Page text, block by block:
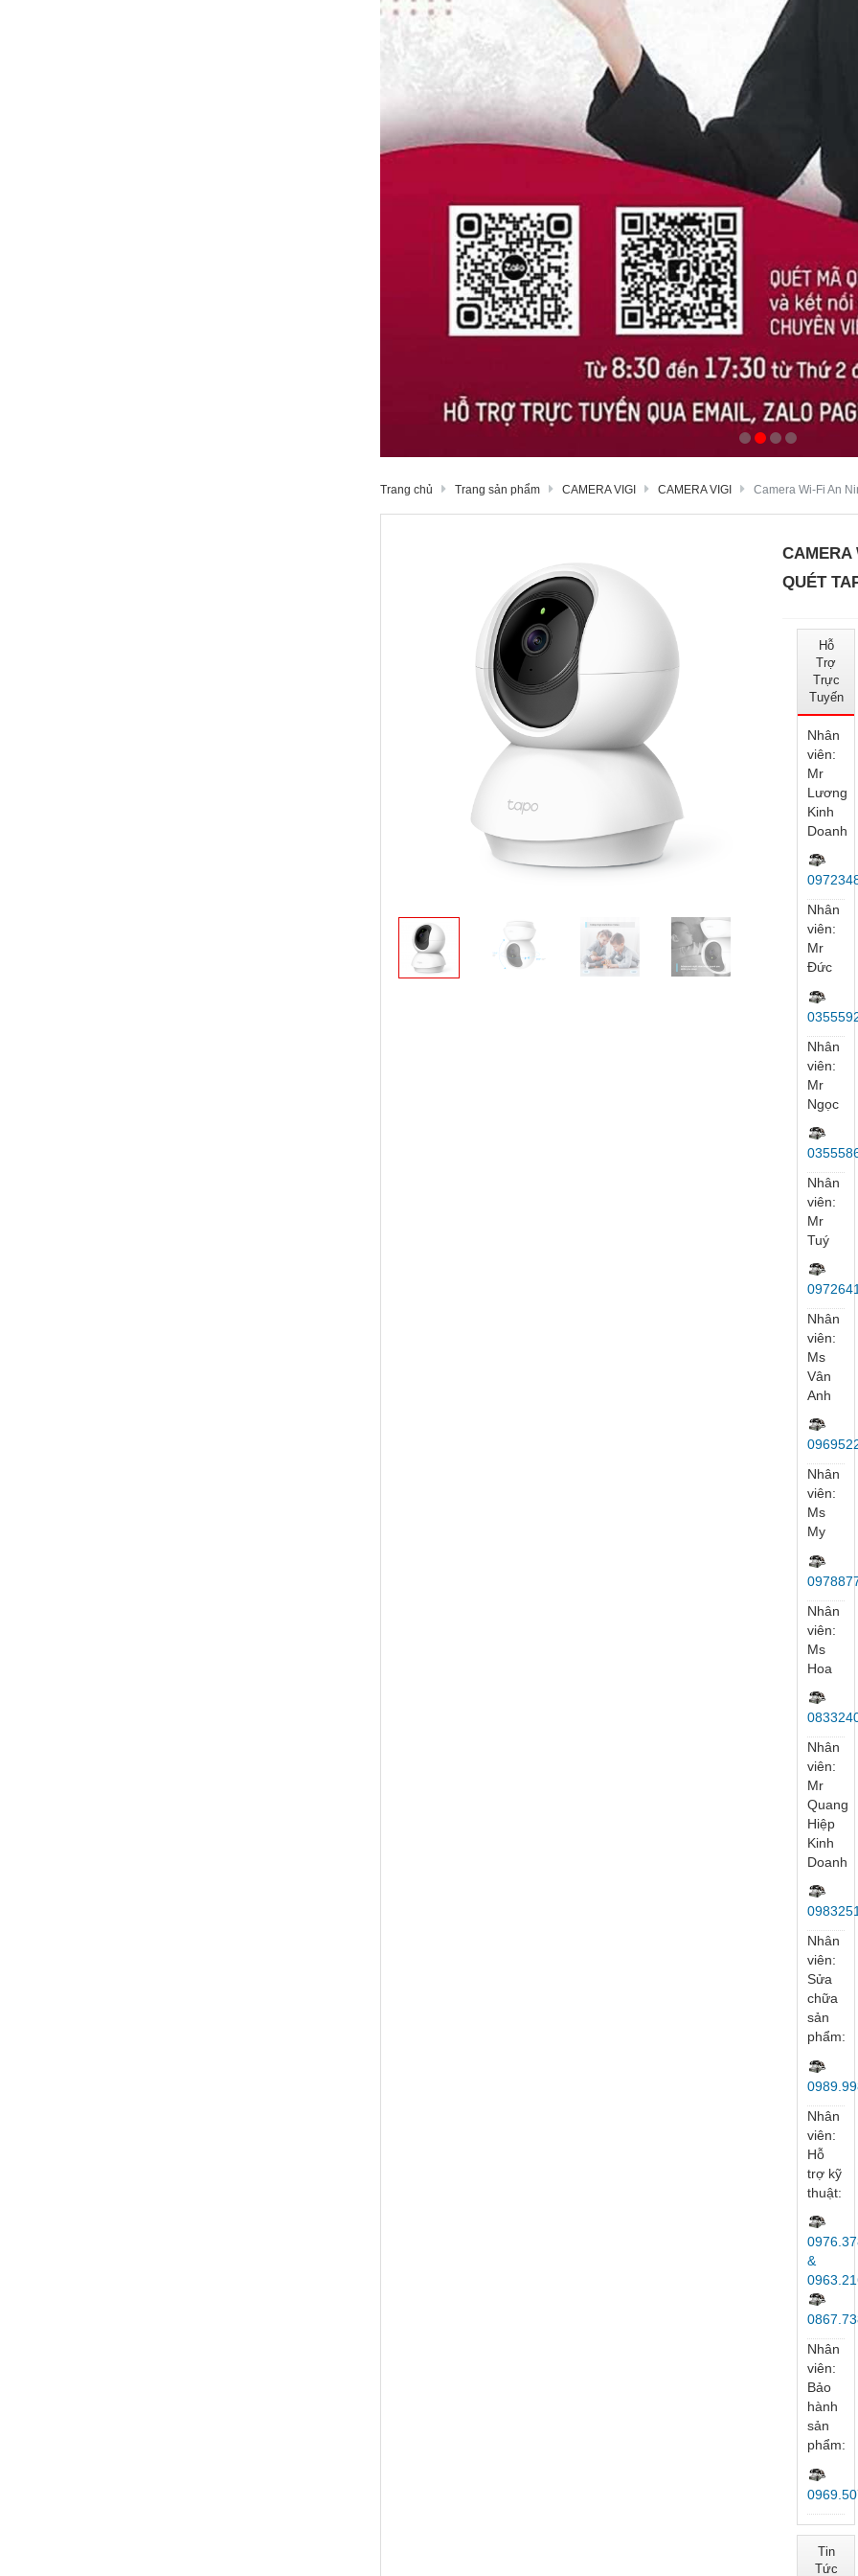
Trang chủ Trang sản phẩm CAMERA VIGI CAMERA VIGI Camera Wi-Fi An
CAMERA
QUÉT
Hỗ
Trợ
Trực
Tuyến
Nhân
viên:
Mr
Lương
Kinh
Doanh
Nhân
viên:
Mr
Đức
Nhân
viên:
Mr
Ngọc
Nhân
viên:
Mr
Tuý
Nhân
viên:
Ms
Vân
Anh
Nhân
viên:
Ms
My
Nhân
viên:
Ms
Hoa
Nhân
viên:
Mr
Quang
Hiệp
Kinh
Doanh
Nhân
viên:
Sửa
chữa
sản
phẩm:
Nhân
viên:
Hỗ
trợ kỹ
thuật:
&
Nhân
viên:
Bảo
hành
sản
phẩm:
Tin
Tức